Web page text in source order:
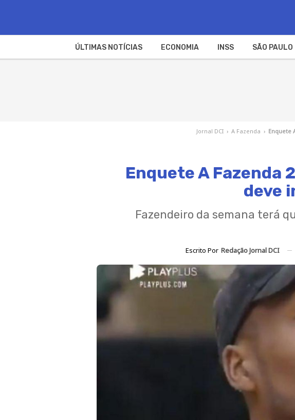
ÚLTIMAS NOTÍCIAS ECONOMIA INSS SÃO PAULO
Jornal DCI › A Fazenda › Enquete
Enquete A Fazenda
deve
Fazendeiro da semana terá
Escrito Por Redação Jornal DCI